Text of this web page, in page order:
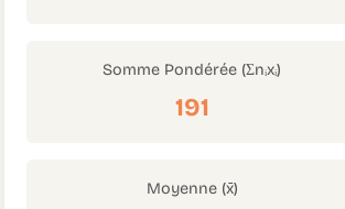
Somme Pondérée (Σnᵢxᵢ)
191
Moyenne (x̄)